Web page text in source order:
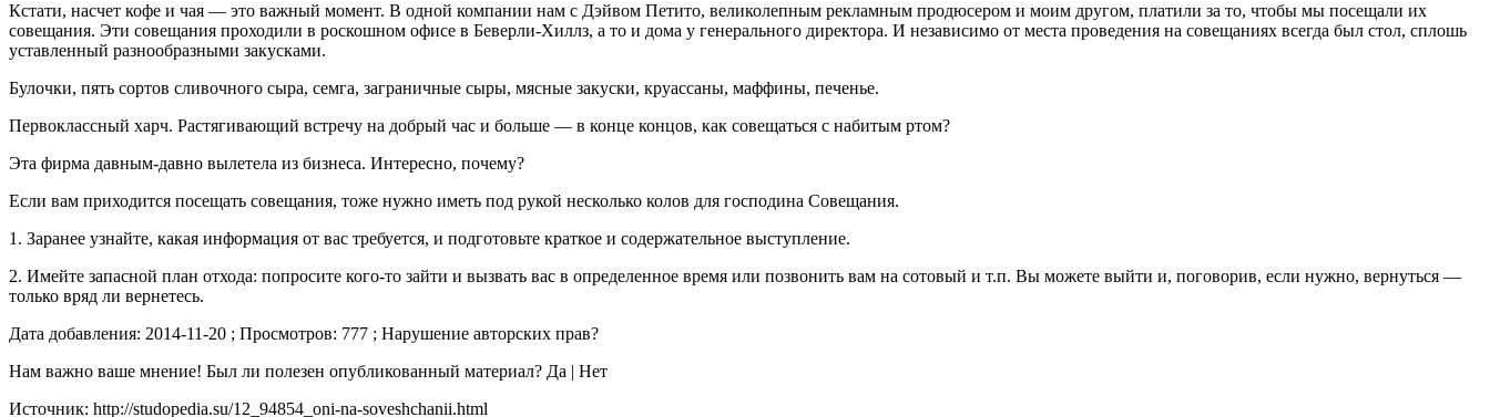
Кстати, насчет кофе и чая — это важный момент. В одной компании нам с Дэйвом Петито, великолепным рекламным продюсером и моим другом, платили за то, чтобы мы посещали их
совещания. Эти совещания проходили в роскошном офисе в Беверли-Хиллз, а то и дома у генерального директора. И независимо от места проведения на совещаниях всегда был стол, сплошь
уставленный разнообразными закусками.
Булочки, пять сортов сливочного сыра, семга, заграничные сыры, мясные закуски, круассаны, маффины, печенье.
Первоклассный харч. Растягивающий встречу на добрый час и больше — в конце концов, как совещаться с набитым ртом?
Эта фирма давным-давно вылетела из бизнеса. Интересно, почему?
Если вам приходится посещать совещания, тоже нужно иметь под рукой несколько колов для господина Совещания.
1. Заранее узнайте, какая информация от вас требуется, и подготовьте краткое и содержательное выступление.
2. Имейте запасной план отхода: попросите кого-то зайти и вызвать вас в определенное время или позвонить вам на сотовый и т.п. Вы можете выйти и, поговорив, если нужно, вернуться —
только вряд ли вернетесь.
Дата добавления: 2014-11-20 ; Просмотров: 777 ; Нарушение авторских прав?
Нам важно ваше мнение! Был ли полезен опубликованный материал? Да | Нет
Источник: http://studopedia.su/12_94854_oni-na-soveshchanii.html